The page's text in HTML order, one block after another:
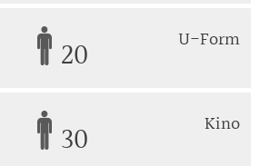
20 U-Form
30 Kino